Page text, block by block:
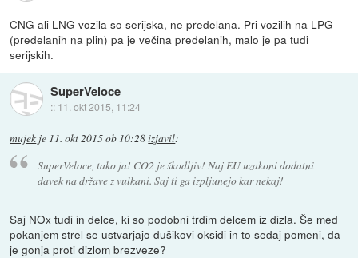
CNG ali LNG vozila so serijska, ne predelana. Pri vozilih na LPG
(predelanih na plin) pa je večina predelanih, malo je pa tudi
serijskih.
SuperVeloce
:: 11. okt 2015, 11:24
mujek je 11. okt 2015 ob 10:28izjavil:
SuperVeloce, tako ja! CO2 je škodljiv! Naj EU uzakoni dodatni
davek na države z vulkani. Saj ti ga izpljunejo kar nekaj!
Saj NOx tudi in delce, ki so podobni trdim delcem iz dizla. Še med
pokanjem strel se ustvarjajo dušikovi oksidi in to sedaj pomeni, da
je gonja proti dizlom brezveze?